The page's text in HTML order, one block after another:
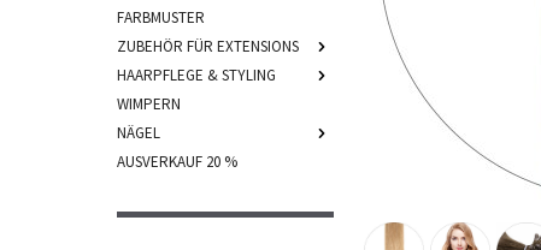
FARBMUSTER
ZUBEHÖR FÜR EXTENSIONS
HAARPFLEGE & STYLING
WIMPERN
NÄGEL
AUSVERKAUF 20 %